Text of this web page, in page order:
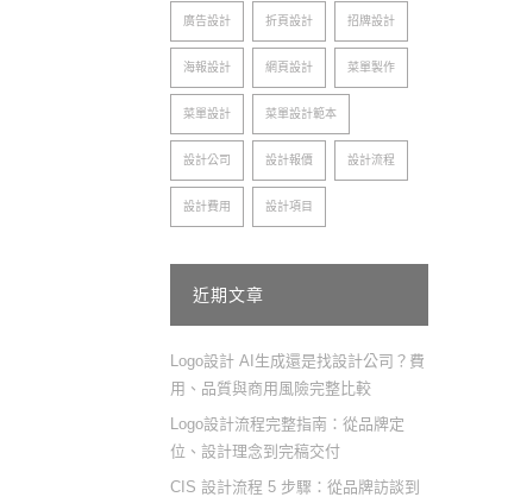
廣告設計 折頁設計 招牌設計
海報設計 網頁設計 菜單製作
菜單設計 菜單設計範本
設計公司 設計報價 設計流程
設計費用 設計項目
近期文章
Logo設計 AI生成還是找設計公司？費
用、品質與商用風險完整比較
Logo設計流程完整指南：從品牌定
位、設計理念到完稿交付
CIS 設計流程 5 步驟：從品牌訪談到